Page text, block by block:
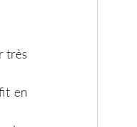
très
en